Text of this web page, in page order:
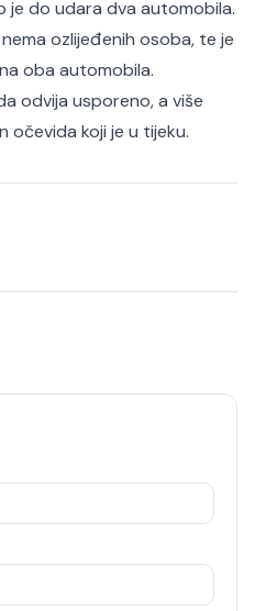
je do udara dva automobila.
ozlijeđenih osoba, te je
oba automobila.
odvija usporeno, a više
očevida koji je u tijeku.